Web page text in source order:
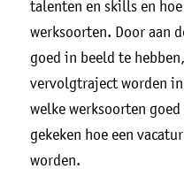
talenten en skills en
werksoorten. Door aan
goed in beeld te
vervolgtraject worden
welke werksoorten
gekeken hoe een
worden.